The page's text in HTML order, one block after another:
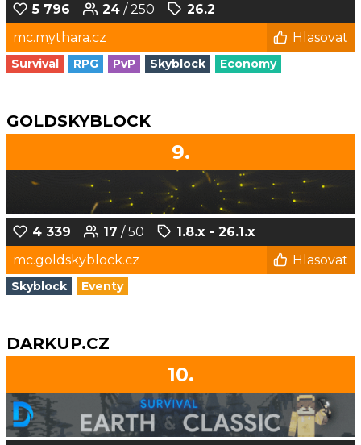
5 796 24 / 250
26.2
mc.mythara.cz
Hlasovat
Survival RPG PvP Skyblock Economy
GOLDSKYBLOCK
9.
4 339 17 / 50
1.8.x - 26.1.x
mc.goldskyblock.cz
Hlasovat
Skyblock Eventy
DARKUP.CZ
10.